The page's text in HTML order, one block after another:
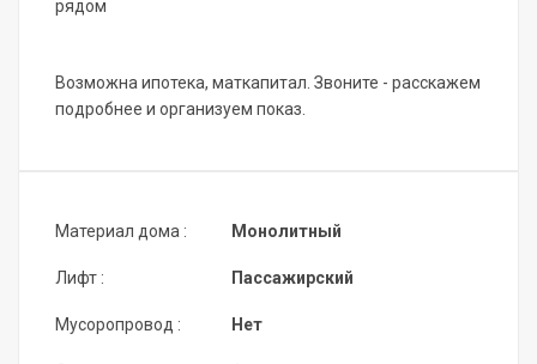
рядом
Возможна ипотека, маткапитал. Звоните - расскажем
подробнее и организуем показ.
Материал дома :
Лифт :
Мусоропровод :
Монолитный
Пассажирский
Нет